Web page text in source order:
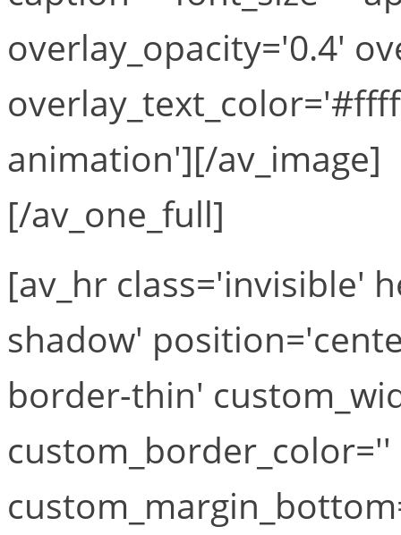
overlay_opacity='0.4'
animation'][/av_image]
[/av_one_full]
[av_hr class='invisible'
shadow'
border-thin'